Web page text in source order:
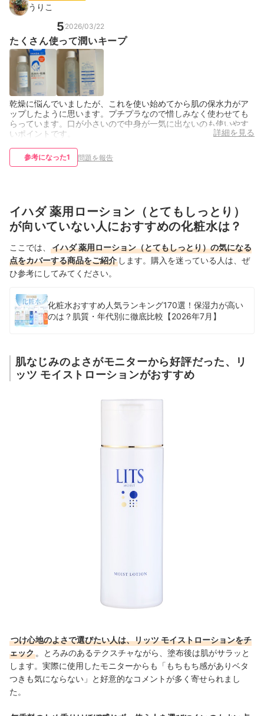
うりこ
5 2026/03/22
たくさん使って潤いキープ
乾燥に悩んでいましたが、これを使い始めてから肌の保水力がア
ップしたように思います。プチプラなので惜しみなく使わせても
らっています。口が小さいので中身が一気に出ないのも使いやす
いポイントです。
詳細を見る
参考になった1 問題を報告
イハダ 薬用ローション（とてもしっとり）
が向いていない人におすすめの化粧水は？
ここでは、
イハダ 薬用ローション（とてもしっとり）の気になる
点をカバーする商品をご紹介 します。購入を迷っている人は、ぜ
ひ参考にしてみてください。
化粧水おすすめ人気ランキング170選！保湿力が高い
のは？肌質・年代別に徹底比較【2026年7月】
肌なじみのよさがモニターから好評だった、リ
ッツ モイストローションがおすすめ
つけ心地のよさで選びたい人は、リッツ モイストローションをチ
ェック 。とろみのあるテクスチャながら、塗布後は肌がサラッと
します。実際に使用したモニターからも「もちもち感がありベタ
つきも気にならない」と好意的なコメントが多く寄せられまし
た。